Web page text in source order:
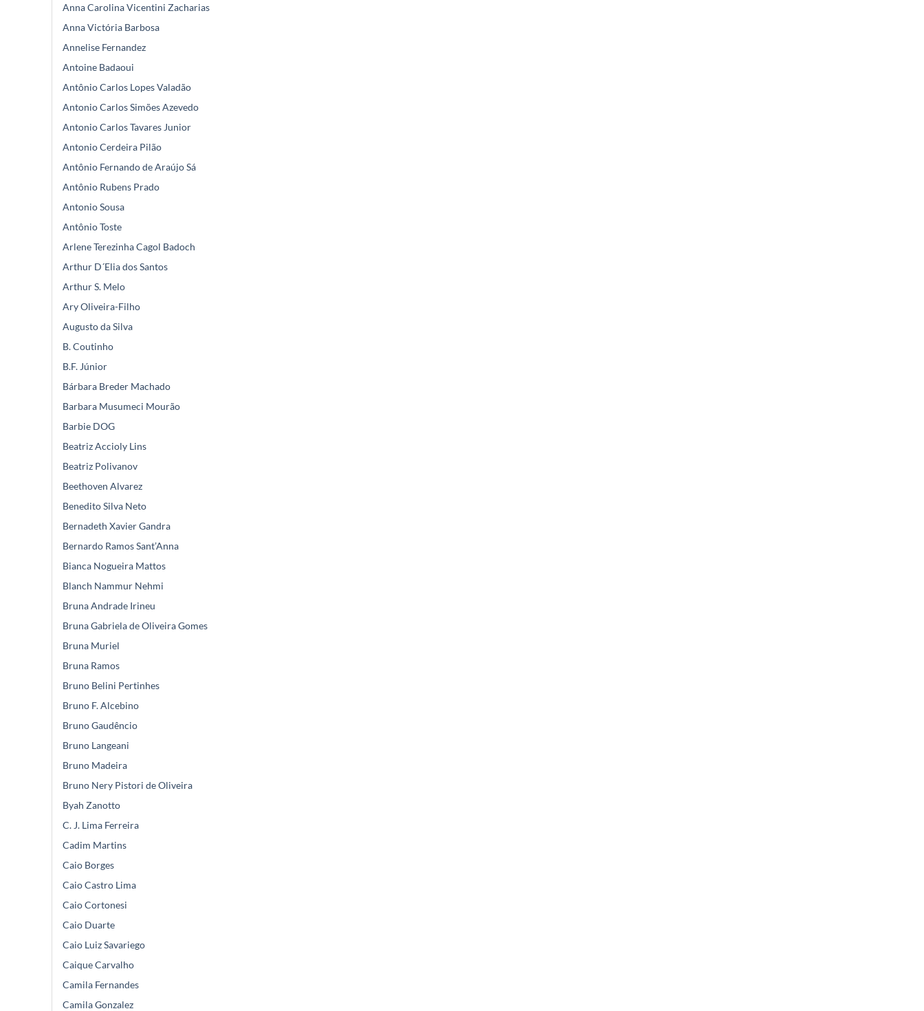
Anna Carolina Vicentini Zacharias
Anna Victória Barbosa
Annelise Fernandez
Antoine Badaoui
Antônio Carlos Lopes Valadão
Antonio Carlos Simões Azevedo
Antonio Carlos Tavares Junior
Antonio Cerdeira Pilão
Antônio Fernando de Araújo Sá
Antônio Rubens Prado
Antonio Sousa
Antônio Toste
Arlene Terezinha Cagol Badoch
Arthur D´Elia dos Santos
Arthur S. Melo
Ary Oliveira-Filho
Augusto da Silva
B. Coutinho
B.F. Júnior
Bárbara Breder Machado
Barbara Musumeci Mourão
Barbie DOG
Beatriz Accioly Lins
Beatriz Polivanov
Beethoven Alvarez
Benedito Silva Neto
Bernadeth Xavier Gandra
Bernardo Ramos Sant’Anna
Bianca Nogueira Mattos
Blanch Nammur Nehmi
Bruna Andrade Irineu
Bruna Gabriela de Oliveira Gomes
Bruna Muriel
Bruna Ramos
Bruno Belini Pertinhes
Bruno F. Alcebino
Bruno Gaudêncio
Bruno Langeani
Bruno Madeira
Bruno Nery Pistori de Oliveira
Byah Zanotto
C. J. Lima Ferreira
Cadim Martins
Caio Borges
Caio Castro Lima
Caio Cortonesi
Caio Duarte
Caio Luiz Savariego
Caique Carvalho
Camila Fernandes
Camila Gonzalez